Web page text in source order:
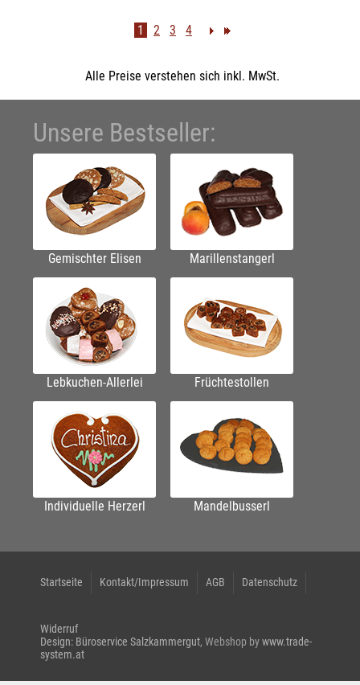
1 2 3 4
Alle Preise verstehen sich inkl. MwSt.
Unsere Bestseller:
Gemischter Elisen Marillenstangerl
Lebkuchen-Allerlei Früchtestollen
Individuelle Herzerl Mandelbusserl
Startseite Kontakt/Impressum AGB Datenschutz
Widerruf
Design: Büroservice Salzkammergut, Webshop bywww.trade-
system.at